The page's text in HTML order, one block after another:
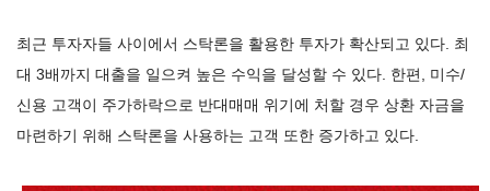
최근 투자자들 사이에서 스탁론을 활용한 투자가 확산되고 있다. 최
대 3배까지 대출을 일으켜 높은 수익을 달성할 수 있다. 한편, 미수/
신용 고객이 주가하락으로 반대매매 위기에 처할 경우 상환 자금을
마련하기 위해 스탁론을 사용하는 고객 또한 증가하고 있다.